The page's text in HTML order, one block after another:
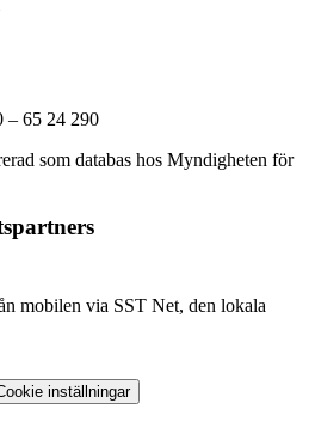
– 65 24 290
som databas hos Myndigheten för
mobilen via SST Net, den lokala
inställningar